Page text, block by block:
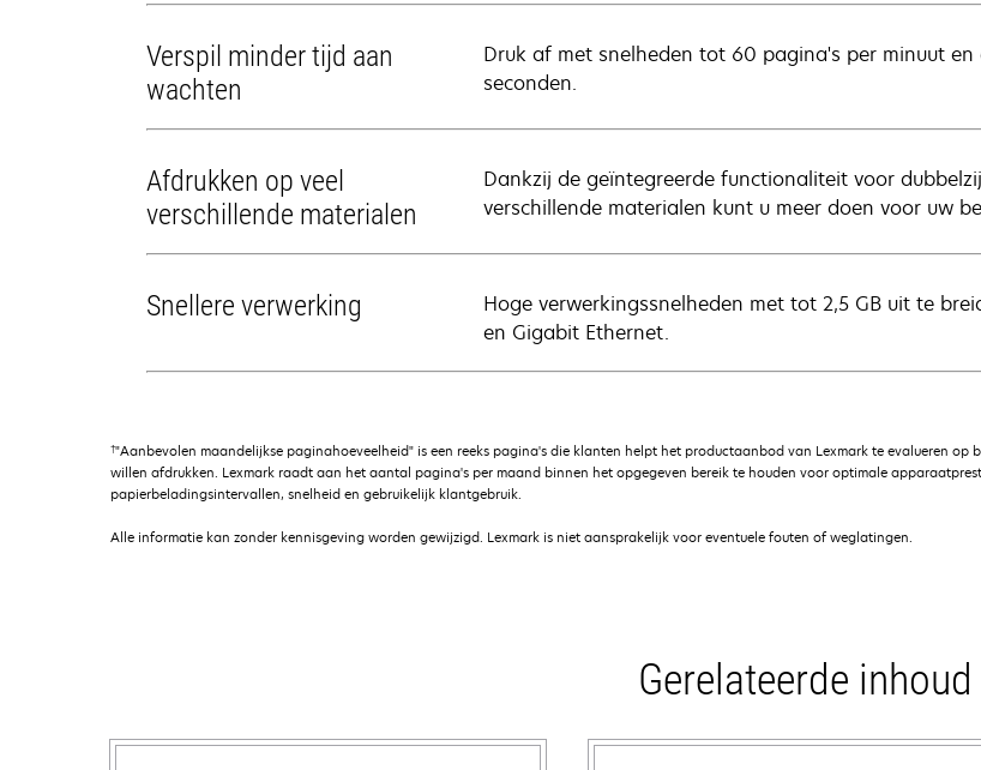
Verspil minder tijd aan
wachten
Druk af met snelheden tot 60 pagina's per minuut
seconden.
Afdrukken op veel
verschillende materialen
Dankzij de geïntegreerde functionaliteit voor
verschillende materialen kunt u meer doen voor uw
Snellere verwerking
Hoge verwerkingssnelheden met tot 2,5 GB uit te
en Gigabit Ethernet.
†"Aanbevolen maandelijkse paginahoeveelheid" is een reeks pagina's die klanten helpt het productaanbod van Lexmark te evalueren
willen afdrukken. Lexmark raadt aan het aantal pagina's per maand binnen het opgegeven bereik te houden voor optimale
papierbeladingsintervallen, snelheid en gebruikelijk klantgebruik.
Alle informatie kan zonder kennisgeving worden gewijzigd. Lexmark is niet aansprakelijk voor eventuele fouten of weglatingen.
Gerelateerde inhoud